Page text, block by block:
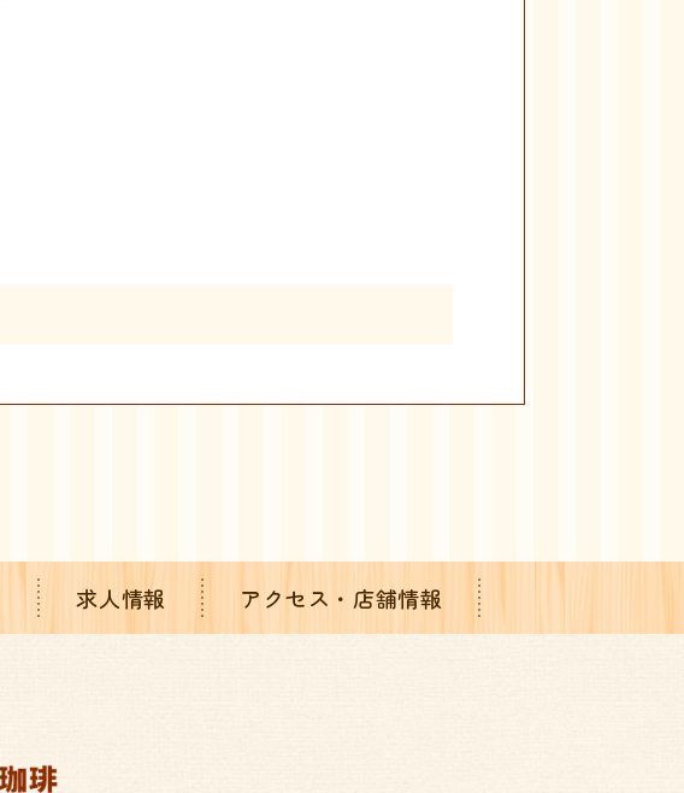
求人情報 アクセス・店舗情報